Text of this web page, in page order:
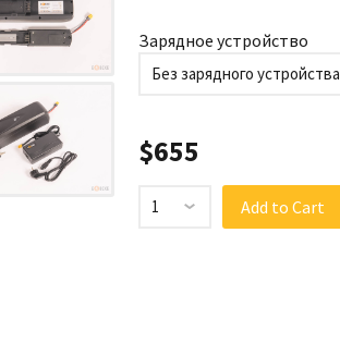
Зарядное устройство
Без зарядного устройства
$655
1